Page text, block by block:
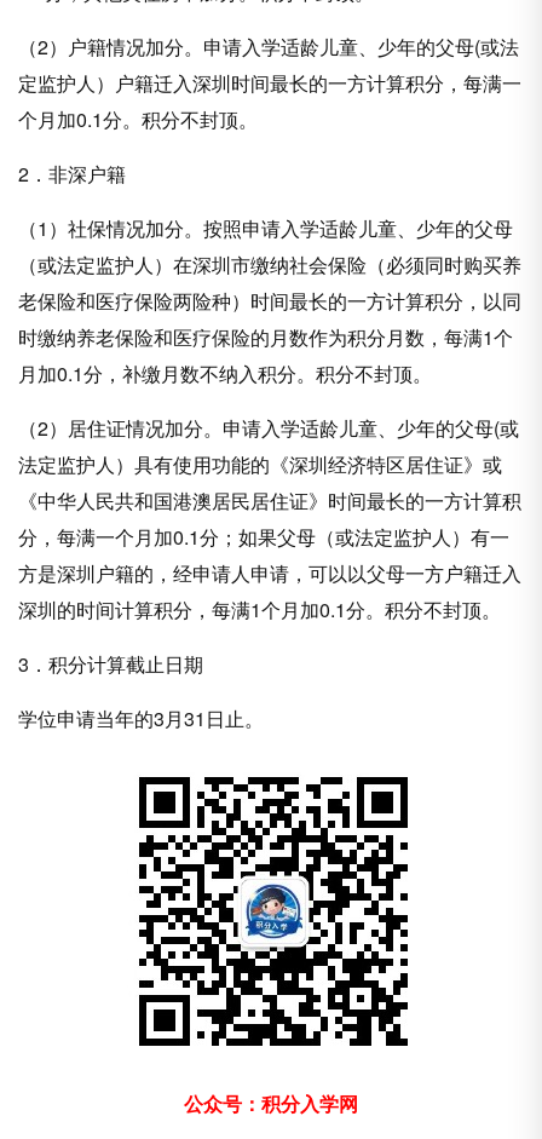
（2）户籍情况加分。申请入学适龄儿童、少年的父母(或法
定监护人）户籍迁入深圳时间最长的一方计算积分，每满一
个月加0.1分。积分不封顶。
2．非深户籍
（1）社保情况加分。按照申请入学适龄儿童、少年的父母
（或法定监护人）在深圳市缴纳社会保险（必须同时购买养
老保险和医疗保险两险种）时间最长的一方计算积分，以同
时缴纳养老保险和医疗保险的月数作为积分月数，每满1个
月加0.1分，补缴月数不纳入积分。积分不封顶。
（2）居住证情况加分。申请入学适龄儿童、少年的父母(或
法定监护人）具有使用功能的《深圳经济特区居住证》或
《中华人民共和国港澳居民居住证》时间最长的一方计算积
分，每满一个月加0.1分；如果父母（或法定监护人）有一
方是深圳户籍的，经申请人申请，可以以父母一方户籍迁入
深圳的时间计算积分，每满1个月加0.1分。积分不封顶。
3．积分计算截止日期
学位申请当年的3月31日止。
公众号：积分入学网